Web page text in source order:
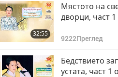
32:55
Мястото на
дворци, част 1
9222Преглед
Бедствието
устата, част 1